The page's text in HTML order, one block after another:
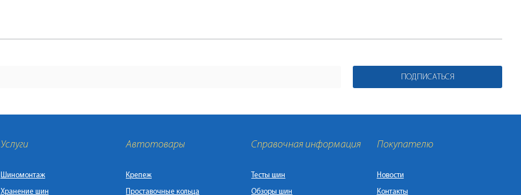
ПОДПИСАТЬСЯ
Услуги
Шиномонтаж
Хранение шин
Автотовары
Крепеж
Проставочные кольца
Справочная информация
Тесты шин
Обзоры шин
Покупателю
Новости
Контакты